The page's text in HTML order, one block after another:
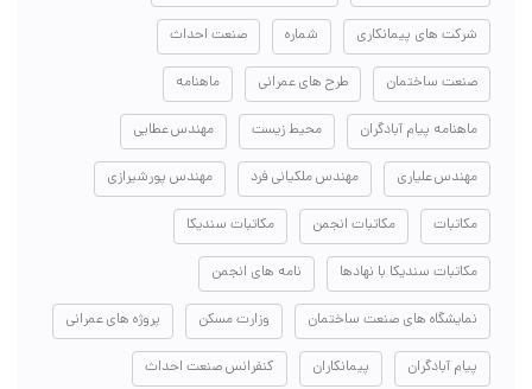
شرکت های پیمانکاری شماره صنعت احداث
صنعت ساختمان طرح های عمرانی ماهنامه
ماهنامه پیام آبادگران محیط زیست مهندس عطایی
مهندس علیاری مهندس ملکیانی فرد مهندس پورشیرازی
مکاتبات مکاتبات انجمن مکاتبات سندیکا
مکاتبات سندیکا با نهادها نامه های انجمن
نمایشگاه های صنعت ساختمان وزارت مسکن پروژه های عمرانی
پیام آبادگران پیمانکاران کنفرانس صنعت احداث